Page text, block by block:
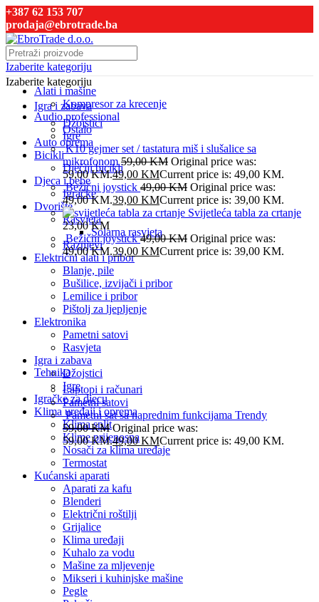
+387 62 153 707
prodaja@ebrotrade.ba
Izaberite kategoriju
Alati i mašine
Kompresor za krecenje
Audio professional
Ostalo
Auto oprema
Bicikli
Dječiji bicikli
Djeca i bebe
Igračke
Dvorište
Rasvjeta
Solarna rasvjeta
Raznjevi
Električni alati i pribor
Blanje, pile
Bušilice, izvijači i pribor
Lemilice i pribor
Pištolj za ljepljenje
Elektronika
Pametni satovi
Rasvjeta
Igra i zabava
Džojstici
Igre
Igračke za djecu
Klima uređaji i oprema
Klima split
Klime prijenosna
Nosači za klima uređaje
Termostat
Kućanski aparati
Aparati za kafu
Blenderi
Električni roštilji
Grijalice
Klima uređaji
Kuhalo za vodu
Mašine za mljevenje
Mikseri i kuhinjske mašine
Pegle
Izaberite kategoriju
Igra i zabava
Džojstici
Igre
K10 gejmer set / tastatura miš i slušalice sa
mikrofonom59,00KM Original price was:
59,00 KM.49,00 KMCurrent price is: 49,00 KM.
Bežični joystick 49,00KM Original price was:
49,00 KM.39,00 KMCurrent price is: 39,00 KM.
Svijetleća tabla za crtanje
23,00KM
Bežični joystick49,00KM Original price was:
49,00 KM.39,00 KMCurrent price is: 39,00 KM.
Tehnika
Laptopi i računari
Pametni satovi
Pametni sat sa naprednim funkcijama Trendy
59,00KM Original price was:
59,00 KM.49,00KMCurrent price is: 49,00 KM.